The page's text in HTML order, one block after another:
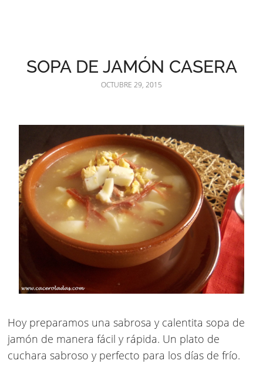
SOPA DE JAMÓN CASERA
OCTUBRE 29, 2015
Hoy preparamos una sabrosa y calentita sopa de
jamón de manera fácil y rápida. Un plato de
cuchara sabroso y perfecto para los días de frío.